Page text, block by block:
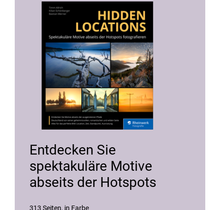
Entdecken Sie
spektakuläre Motive
abseits der Hotspots
313 Seiten in Farbe